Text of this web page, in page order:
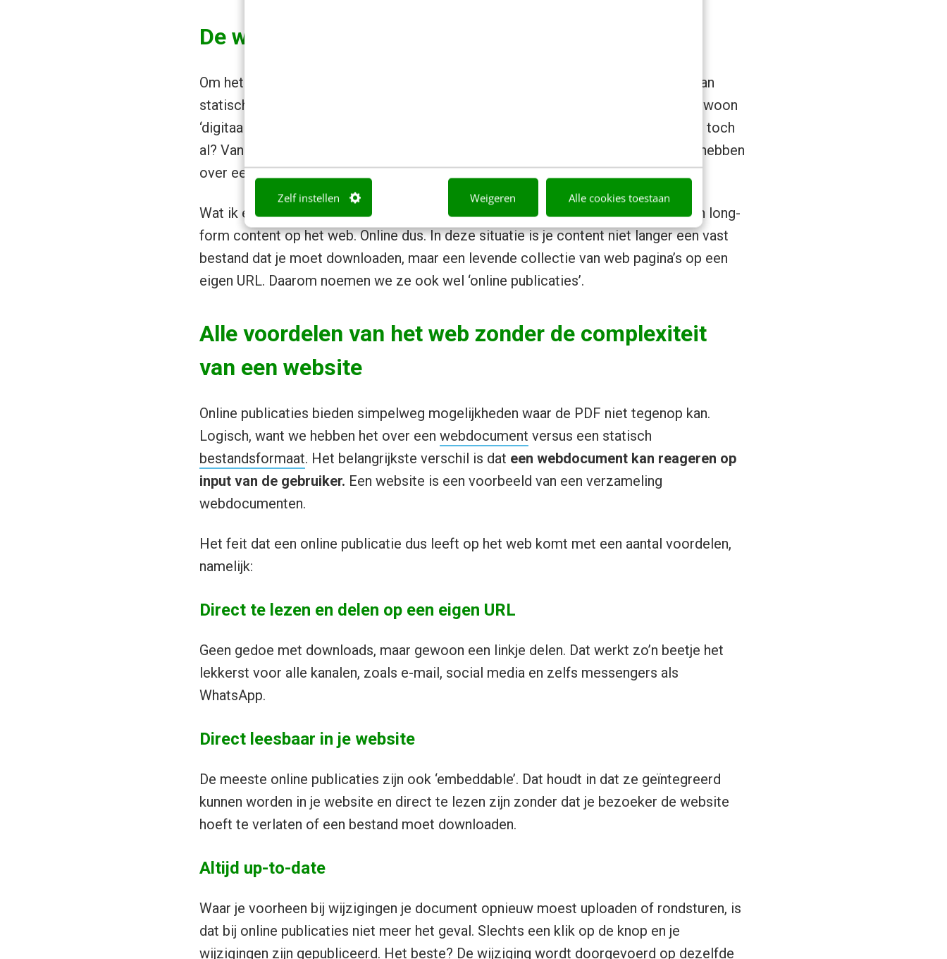
Zelf instellen Weigeren Alle cookies toestaan
De wereld van online publiceren
Om het alternatief op statische PDF’s te vinden, zullen we verder moeten kijken dan
statische bestandsformaten. Laten we kennismaken met ‘digital publishing’—of gewoon
‘digitaal publiceren’ in het Nederlands. Ik hoor je denken: “Huh, maar dit kennen we toch
al? Van de eBooks enzo?”. Dat is deels correct. In deze context wil ik het echter hebben
over een bredere vorm.
Wat ik er mee bedoel in dit artikel is het publiceren van (zakelijke) documenten en long-
form content op het web. Online dus. In deze situatie is je content niet langer een vast
bestand dat je moet downloaden, maar een levende collectie van web pagina’s op een
eigen URL. Daarom noemen we ze ook wel ‘online publicaties’.
Alle voordelen van het web zonder de complexiteit
van een website
Online publicaties bieden simpelweg mogelijkheden waar de PDF niet tegenop kan.
Logisch, want we hebben het over een webdocument versus een statisch
bestandsformaat. Het belangrijkste verschil is dat een webdocument kan reageren op
input van de gebruiker. Een website is een voorbeeld van een verzameling
webdocumenten.
Het feit dat een online publicatie dus leeft op het web komt met een aantal voordelen,
namelijk:
Direct te lezen en delen op een eigen URL
Geen gedoe met downloads, maar gewoon een linkje delen. Dat werkt zo’n beetje het
lekkerst voor alle kanalen, zoals e-mail, social media en zelfs messengers als
WhatsApp.
Direct leesbaar in je website
De meeste online publicaties zijn ook ‘embeddable’. Dat houdt in dat ze geïntegreerd
kunnen worden in je website en direct te lezen zijn zonder dat je bezoeker de website
hoeft te verlaten of een bestand moet downloaden.
Altijd up-to-date
Waar je voorheen bij wijzigingen je document opnieuw moest uploaden of rondsturen, is
dat bij online publicaties niet meer het geval. Slechts een klik op de knop en je
wijzigingen zijn gepubliceerd. Het beste? De wijziging wordt doorgevoerd op dezelfde